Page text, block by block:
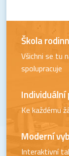
Škola
Všichni se tu
spolupracuje
Ke každému
Moderní
Interaktivní